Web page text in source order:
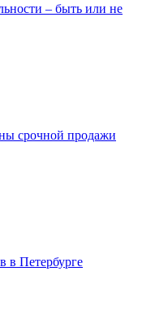
– быть или не
срочной продажи
в Петербурге